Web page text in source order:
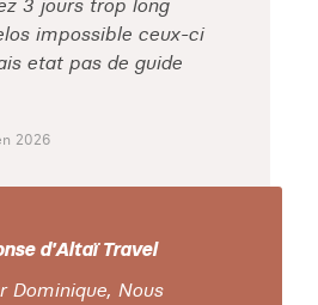
3 jours trop long
impossible ceux-ci
etat pas de guide
2026
d'Altaï Travel
Dominique, Nous